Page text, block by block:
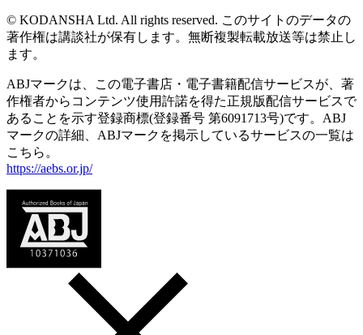
© KODANSHA Ltd. All rights reserved. このサイトのデータの
著作権は講談社が保有します。無断複製転載放送等は禁止し
ます。
ABJマークは、この電子書店・電子書籍配信サービスが、著
作権者からコンテンツ使用許諾を得た正規版配信サービスで
あることを示す登録商標(登録番号 第6091713号)です。ABJ
マークの詳細、ABJマークを掲示しているサービスの一覧は
こちら。
https://aebs.or.jp/